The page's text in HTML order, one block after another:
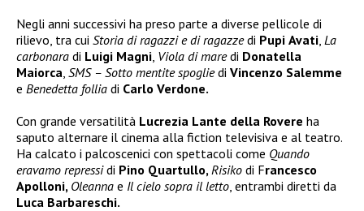
Negli anni successivi ha preso parte a diverse pellicole di
rilievo, tra cui Storia di ragazzi e di ragazzedi Pupi Avati La
carbonara di Luigi Magni Viola di maredi Donatella
Maiorca SMS – Sotto mentite spogliedi Vincenzo Salemme
e Benedetta follia di Carlo Verdone.
Con grande versatilità Lucrezia Lante della Rovere ha
saputo alternare il cinema alla fiction televisiva e al teatro.
Ha calcato i palcoscenici con spettacoli come Quando
eravamo repressidi Pino Quartullo, Risiko di Francesco
Apolloni, Oleanna e Il cielo sopra il letto , entrambi diretti da
Luca Barbareschi.